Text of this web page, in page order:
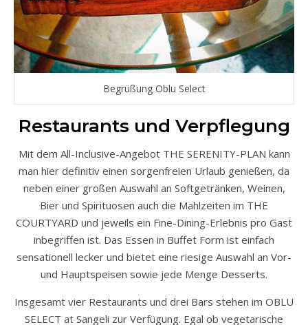
Begrüßung Oblu Select
Restaurants und Verpflegung
Mit dem All-Inclusive-Angebot THE SERENITY-PLAN kann
man hier definitiv einen sorgenfreien Urlaub genießen, da
neben einer großen Auswahl an Softgetränken, Weinen,
Bier und Spirituosen auch die Mahlzeiten im THE
COURTYARD und jeweils ein Fine-Dining-Erlebnis pro Gast
inbegriffen ist. Das Essen in Buffet Form ist einfach
sensationell lecker und bietet eine riesige Auswahl an Vor-
und Hauptspeisen sowie jede Menge Desserts.
Insgesamt vier Restaurants und drei Bars stehen im OBLU
SELECT at Sangeli zur Verfügung. Egal ob vegetarische